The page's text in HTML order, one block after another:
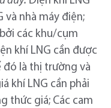
và nhà máy điện;
các khu/cụm
khí LNG cần được
là thị trường và
khí LNG cần phải
thức giá; Các cam